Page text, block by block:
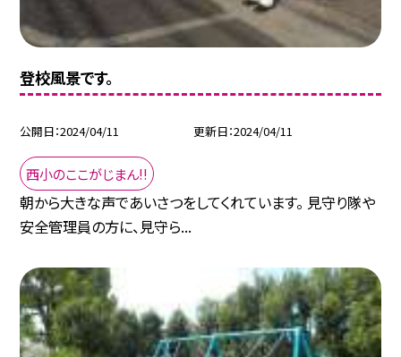
登校風景です。
公開日 2024/04/11 更新日 2024/04/11
西小のここがじまん!!
朝から大きな声であいさつをしてくれています。 見守り隊や
安全管理員の方に、見守ら...